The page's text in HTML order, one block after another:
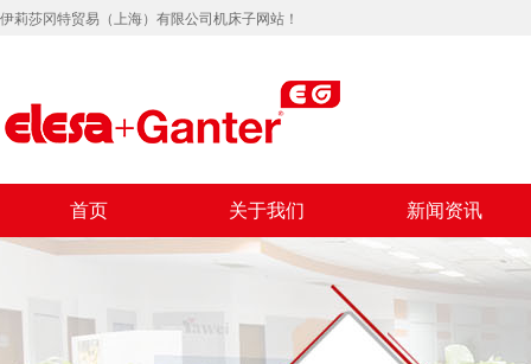
伊莉莎冈特贸易（上海）有限公司机床子网站！
首页 关于我们 新闻资讯